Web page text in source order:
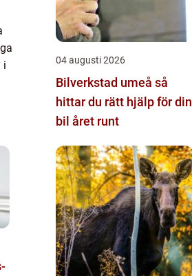
i
04 augusti 2026
Bilverkstad umeå så
hittar du rätt hjälp för din
bil året runt